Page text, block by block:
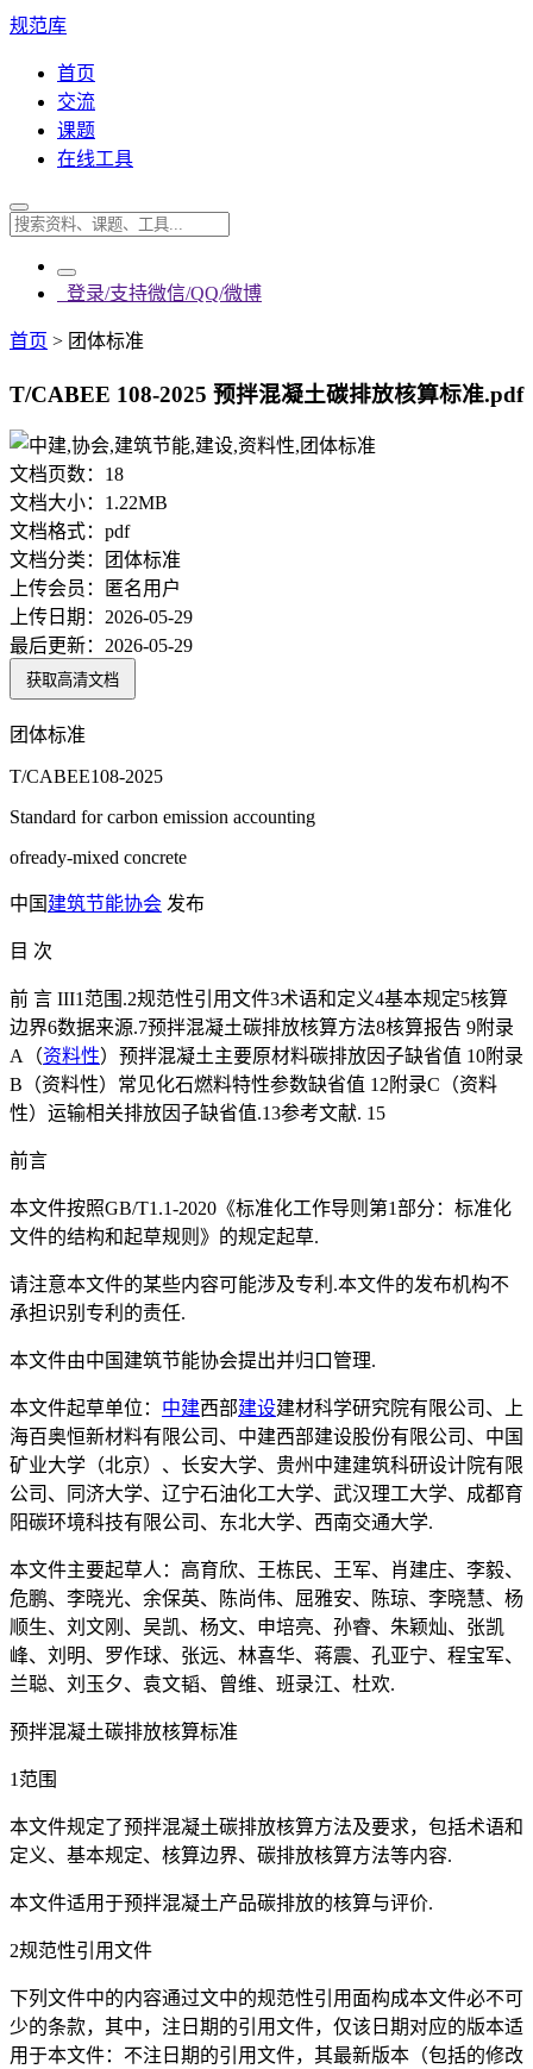
规范库
首页
交流
课题
在线工具
登录/支持微信/QQ/微博
首页 > 团体标准
T/CABEE 108-2025 预拌混凝土碳排放核算标准.pdf
文档页数： 18
文档大小： 1.22MB
文档格式： pdf
文档分类：
团体标准
上传会员：
匿名用户
上传日期： 2026-05-29
最后更新： 2026-05-29
获取高清文档
团体标准
T/CABEE108-2025
Standard for carbon emission accounting
ofready-mixed concrete
中国 建筑节能协会 发布
目 次
前 言 III1范围.2规范性引用文件3术语和定义4基本规定5核算
边界6数据来源.7预拌混凝土碳排放核算方法8核算报告 9附录
A（资料性）预拌混凝土主要原材料碳排放因子缺省值 10附录
B（资料性）常见化石燃料特性参数缺省值 12附录C（资料
性）运输相关排放因子缺省值.13参考文献. 15
前言
本文件按照GB/T1.1-2020《标准化工作导则第1部分：标准化
文件的结构和起草规则》的规定起草.
请注意本文件的某些内容可能涉及专利.本文件的发布机构不
承担识别专利的责任.
本文件由中国建筑节能协会提出并归口管理.
本文件起草单位： 中建西部建设建材科学研究院有限公司、上
海百奥恒新材料有限公司、中建西部建设股份有限公司、中国
矿业大学（北京）、长安大学、贵州中建建筑科研设计院有限
公司、同济大学、辽宁石油化工大学、武汉理工大学、成都育
阳碳环境科技有限公司、东北大学、西南交通大学.
本文件主要起草人：高育欣、王栋民、王军、肖建庄、李毅、
危鹏、李晓光、余保英、陈尚伟、屈雅安、陈琼、李晓慧、杨
顺生、刘文刚、吴凯、杨文、申培亮、孙睿、朱颖灿、张凯
峰、刘明、罗作球、张远、林喜华、蒋震、孔亚宁、程宝军、
兰聪、刘玉夕、袁文韬、曾维、班录江、杜欢.
预拌混凝土碳排放核算标准
1范围
本文件规定了预拌混凝土碳排放核算方法及要求，包括术语和
定义、基本规定、核算边界、碳排放核算方法等内容.
本文件适用于预拌混凝土产品碳排放的核算与评价.
2规范性引用文件
下列文件中的内容通过文中的规范性引用面构成本文件必不可
少的条款，其中，注日期的引用文件，仅该日期对应的版本适
用于本文件：不注日期的引用文件，其最新版本（包括的修改